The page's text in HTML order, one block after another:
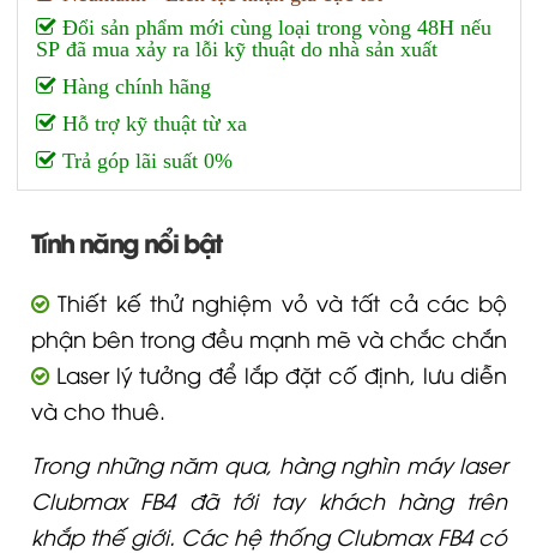
Đổi sản phẩm mới cùng loại trong vòng 48H nếu
SP đã mua xảy ra lỗi kỹ thuật do nhà sản xuất
Hàng chính hãng
Hỗ trợ kỹ thuật từ xa
Trả góp lãi suất 0%
Tính năng nổi bật
Thiết kế thử nghiệm vỏ và tất cả các bộ
phận bên trong đều mạnh mẽ và chắc chắn
Laser lý tưởng để lắp đặt cố định, lưu diễn
và cho thuê.
Trong những năm qua, hàng nghìn máy laser
Clubmax FB4 đã tới tay khách hàng trên
khắp thế giới. Các hệ thống Clubmax FB4 có